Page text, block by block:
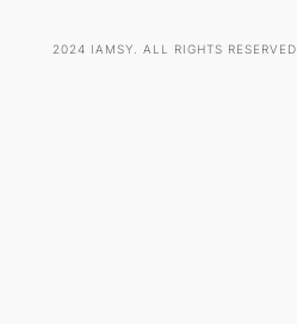
2024 IAMSY. ALL RIGHTS RESERVED.